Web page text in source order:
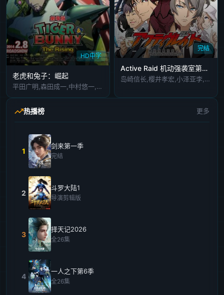
HD中字
老虎和兔子：崛起
平田广明,森田成一,中村悠一,寿美菜子,游佐浩二,津田健次郎,冈本信彦
完结
Active Raid 机动强袭室第八组第一季
岛崎信长,樱井孝宏,小泽亚李,石上静香,仓田雅世,村田太志,相坂优歌,花江夏树,大川透,大西沙织,鸟海浩辅,绿川光,大原沙耶香,山下大辉
热播榜 更多
1
剑来第一季
完结
2
斗罗大陆1
导演剪辑版
3
择天记2026
全26集
4
一人之下第6季
全26集